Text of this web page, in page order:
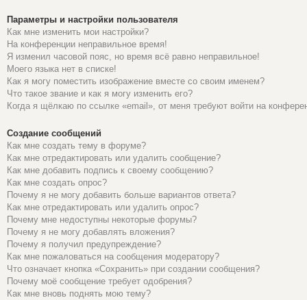
Параметры и настройки пользователя
Как мне изменить мои настройки?
На конференции неправильное время!
Я изменил часовой пояс, но время всё равно неправильное!
Моего языка нет в списке!
Как я могу поместить изображение вместе со своим именем?
Что такое звание и как я могу изменить его?
Когда я щёлкаю по ссылке «email», от меня требуют войти на
Создание сообщений
Как мне создать тему в форуме?
Как мне отредактировать или удалить сообщение?
Как мне добавить подпись к своему сообщению?
Как мне создать опрос?
Почему я не могу добавить больше вариантов ответа?
Как мне отредактировать или удалить опрос?
Почему мне недоступны некоторые форумы?
Почему я не могу добавлять вложения?
Почему я получил предупреждение?
Как мне пожаловаться на сообщения модератору?
Что означает кнопка «Сохранить» при создании сообщения?
Почему моё сообщение требует одобрения?
Как мне вновь поднять мою тему?